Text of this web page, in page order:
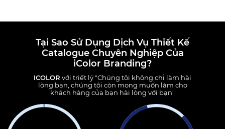
Tại Sao Sử Dụng Dịch Vụ Thiết Kế
Catalogue Chuyên Nghiệp Của
iColor Branding?
ICOLOR với triết lý "Chúng tôi không chỉ làm hài
lòng bạn, chúng tôi còn mong muốn làm cho
khách hàng của bạn hài lòng với bạn"